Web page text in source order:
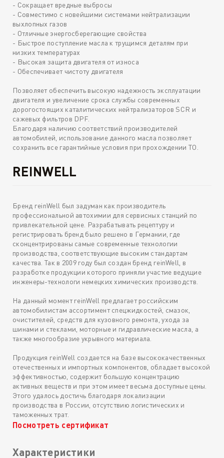
- Сокращает вредные выбросы
- Совместимо с новейшими системами нейтрализации
выхлопных газов
- Отличные энергосберегающие свойства
- Быстрое поступление масла к трущимся деталям при
низких температурах
- Высокая защита двигателя от износа
- Обеспечивает чистоту двигателя
Позволяет обеспечить высокую надежность эксплуатации
двигателя и увеличение срока службы современных
дорогостоящих каталитических нейтрализаторов SCR и
сажевых фильтров DPF.
Благодаря наличию соответствий производителей
автомобилей, использование данного масла позволяет
сохранить все гарантийные условия при прохождении ТО.
REINWELL
Бренд reinWell был задуман как производитель
профессиональной автохимии для сервисных станций по
привлекательной цене. Разрабатывать рецептуру и
регистрировать бренд было решено в Германии, где
сконцентрированы самые современные технологии
производства, соответствующие высоким стандартам
качества. Так в 2009 году был создан бренд reinWell, в
разработке продукции которого приняли участие ведущие
инженеры-технологи немецких химических производств.
На данный момент reinWell предлагает российским
автомобилистам ассортимент спецжидкостей, смазок,
очистителей, средств для кузовного ремонта, ухода за
шинами и стеклами, моторные и гидравлические масла, а
также многообразие укрывного материала.
Продукция reinWell создается на базе высококачественных
отечественных и импортных компонентов, обладает высокой
эффективностью, содержит большую концентрацию
активных веществ и при этом имеет весьма доступные цены.
Этого удалось достичь благодаря локализации
производства в России, отсутствию логистических и
таможенных трат.
Посмотреть сертификат
Характеристики